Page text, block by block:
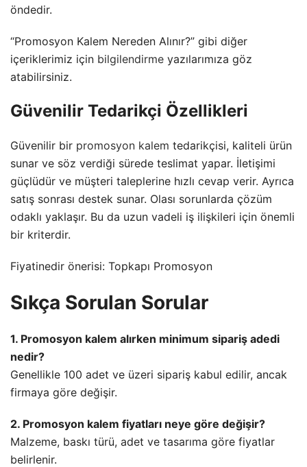
öndedir.
“Promosyon Kalem Nereden Alınır?” gibi diğer
içeriklerimiz için bilgilendirme yazılarımıza göz
atabilirsiniz.
Güvenilir Tedarikçi Özellikleri
Güvenilir bir promosyon kalem tedarikçisi, kaliteli ürün
sunar ve söz verdiği sürede teslimat yapar. İletişimi
güçlüdür ve müşteri taleplerine hızlı cevap verir. Ayrıca
satış sonrası destek sunar. Olası sorunlarda çözüm
odaklı yaklaşır. Bu da uzun vadeli iş ilişkileri için önemli
bir kriterdir.
Fiyatinedir önerisi: Topkapı Promosyon
Sıkça Sorulan Sorular
1. Promosyon kalem alırken minimum sipariş adedi
nedir?
Genellikle 100 adet ve üzeri sipariş kabul edilir, ancak
firmaya göre değişir.
2. Promosyon kalem fiyatları neye göre değişir?
Malzeme, baskı türü, adet ve tasarıma göre fiyatlar
belirlenir.